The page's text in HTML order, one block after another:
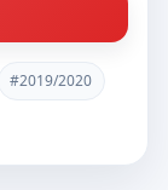
#2019/2020